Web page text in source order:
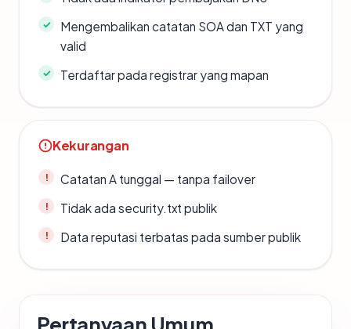
Mengembalikan catatan SOA dan TXT yang
valid
Terdaftar pada registrar yang mapan
Kekurangan
Catatan A tunggal — tanpa failover
Tidak ada security.txt publik
Data reputasi terbatas pada sumber publik